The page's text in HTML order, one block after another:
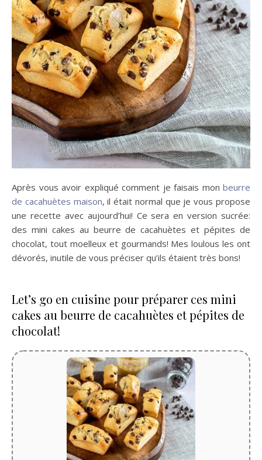
Après vous avoir expliqué comment je faisais mon beurre
de cacahuètes maison, il était normal que je vous propose
une recette avec aujourd’hui! Ce sera en version sucrée:
des mini cakes au beurre de cacahuètes et pépites de
chocolat, tout moelleux et gourmands! Mes loulous les ont
dévorés, inutile de vous préciser qu’ils étaient très bons!
Let’s go en cuisine pour préparer ces mini
cakes au beurre de cacahuètes et pépites de
chocolat!